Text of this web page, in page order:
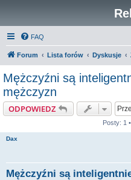
FAQ
Forum Lista forów Dyskusje
Mężczyźni są
mężczyzn
ODPOWIEDZ
Posty: 1
Dax
Mężczyźni są